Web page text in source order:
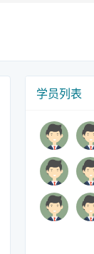
学员列表